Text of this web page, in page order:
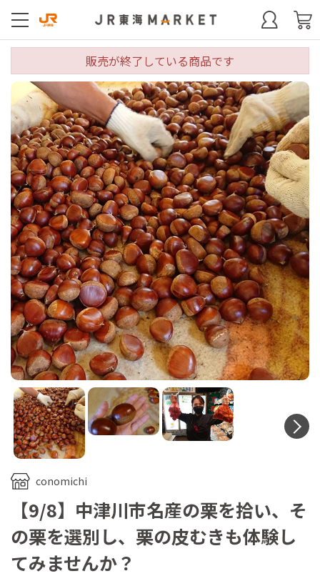
conomichi
【9/8】中津川市名産の栗を拾い、そ
の栗を選別し、栗の皮むきも体験し
てみませんか？
販売が終了している商品です